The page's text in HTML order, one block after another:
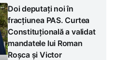
Doi deputați noi în
fracțiunea PAS. Curtea
Constituțională a validat
mandatele lui Roman
Roșca și Victor